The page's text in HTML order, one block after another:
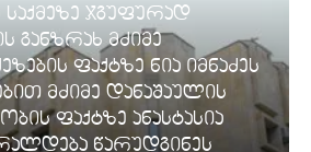
საქმეზე ჯგუფურად
განზრახ მძიმე
ფაქტზე ნია იმნაძეს
მძიმე დანაშაულის
ფაქტზე ანასტასია
წარუდგინეს